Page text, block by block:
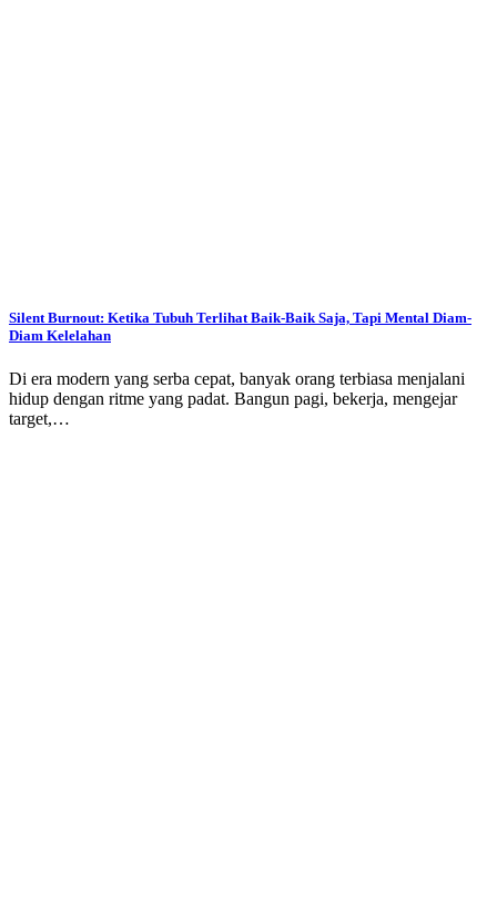
Silent Burnout: Ketika Tubuh Terlihat Baik-Baik Saja, Tapi Mental Diam-
Diam Kelelahan
Di era modern yang serba cepat, banyak orang terbiasa menjalani
hidup dengan ritme yang padat. Bangun pagi, bekerja, mengejar
target,…